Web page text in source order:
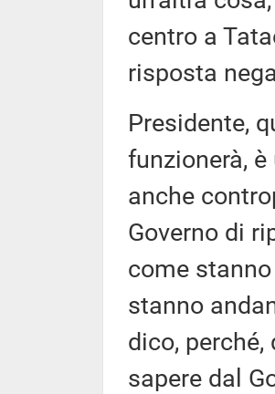
centro a
risposta
Presidente,
funzionerà,
anche
Governo di
come
stanno
dico,
sapere dal